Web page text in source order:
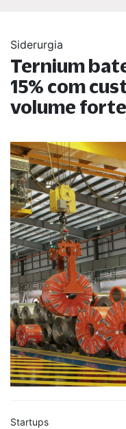
Siderurgia
Ternium
15% com
volume
Startups